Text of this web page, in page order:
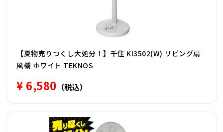
【夏物売りつくし大処分！】千住 KI3502(W) リビング扇
風機 ホワイト TEKNOS
¥ 6,580 （税込）